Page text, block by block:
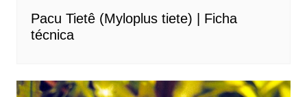
Pacu Tietê (Myloplus tiete) | Ficha
técnica